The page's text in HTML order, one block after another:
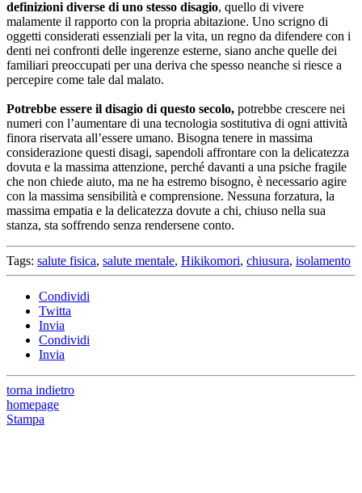
definizioni diverse di uno stesso disagio, quello di vivere
malamente il rapporto con la propria abitazione. Uno scrigno di
oggetti considerati essenziali per la vita, un regno da difendere con i
denti nei confronti delle ingerenze esterne, siano anche quelle dei
familiari preoccupati per una deriva che spesso neanche si riesce a
percepire come tale dal malato.
Potrebbe essere il disagio di questo secolo, potrebbe crescere nei
numeri con l’aumentare di una tecnologia sostitutiva di ogni attività
finora riservata all’essere umano. Bisogna tenere in massima
considerazione questi disagi, sapendoli affrontare con la delicatezza
dovuta e la massima attenzione, perché davanti a una psiche fragile
che non chiede aiuto, ma ne ha estremo bisogno, è necessario agire
con la massima sensibilità e comprensione. Nessuna forzatura, la
massima empatia e la delicatezza dovute a chi, chiuso nella sua
stanza, sta soffrendo senza rendersene conto.
Tags: salute fisica, salute mentale, Hikikomori, chiusura, isolamento
Condividi
Twitta
Invia
Condividi
Invia
torna indietro
homepage
Stampa